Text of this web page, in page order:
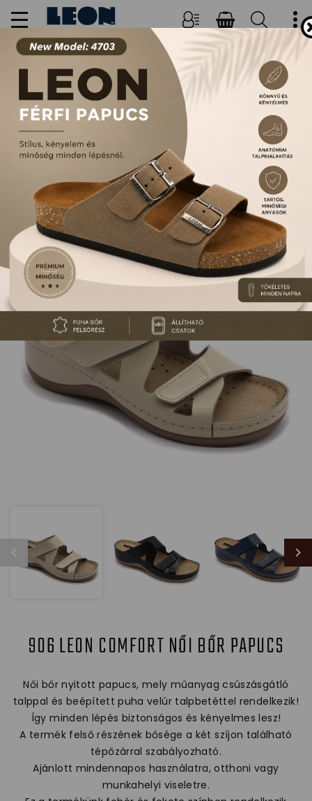
NŐI, FÉRFI PAPUCSOK ÉS
SZANDÁLOK
906 LEON COMFORT NŐI BŐR PAPUCS
Női bőr nyitott papucs, mely műanyag csúszásgátló
talppal és beépített puha velúr talpbetéttel rendelkezik!
Így minden lépés biztonságos és kényelmes lesz!
A termék felső részének bősége a két szíjon található
tépőzárral szabályozható.
Ajánlott mindennapos használatra, otthoni vagy
munkahelyi viseletre.